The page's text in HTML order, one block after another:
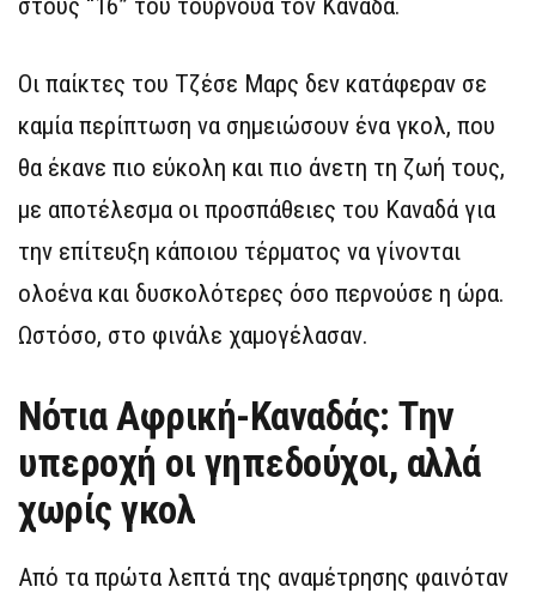
Οι παίκτες του Τζέσε Μαρς δεν κατάφεραν σε
καμία περίπτωση να σημειώσουν ένα γκολ, που
θα έκανε πιο εύκολη και πιο άνετη τη ζωή τους,
με αποτέλεσμα οι προσπάθειες του Καναδά για
την επίτευξη κάποιου τέρματος να γίνονται
ολοένα και δυσκολότερες όσο περνούσε η ώρα.
Ωστόσο, στο φινάλε χαμογέλασαν.
Νότια Αφρική-Καναδάς: Την
υπεροχή οι γηπεδούχοι, αλλά
χωρίς γκολ
Από τα πρώτα λεπτά της αναμέτρησης φαινόταν